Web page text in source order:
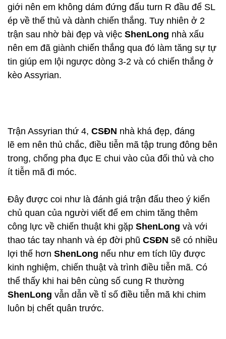
giới nên em không dám đứng đấu turn R đầu để SL
ép về thế thủ và dành chiến thắng. Tuy nhiên ở 2
trận sau nhờ bài đẹp và việc ShenLong nhà xấu
nên em đã giành chiến thắng qua đó làm tăng sự tự
tin giúp em lội ngược dòng 3-2 và có chiến thắng ở
kèo Assyrian.
Trận Assyrian thứ 4, CSĐN nhà khá đẹp, đáng
lẽ em nên thủ chắc, điều tiễn mã tập trung đông bên
trong, chống pha đục E chui vào của đối thủ và cho
ít tiễn mã đi móc.
Đây được coi như là đánh giá trận đấu theo ý kiến
chủ quan của người viết để em chim tăng thêm
công lực về chiến thuật khi gặp ShenLong và với
thao tác tay nhanh và ép đời phũ CSĐN sẽ có nhiều
lợi thế hơn ShenLong nếu như em tích lũy được
kinh nghiệm, chiến thuật và trình điều tiễn mã. Có
thể thấy khi hai bên cùng số cung R thường
ShenLong vẫn dẫn về tỉ số điều tiễn mã khi chim
luôn bị chết quân trước.